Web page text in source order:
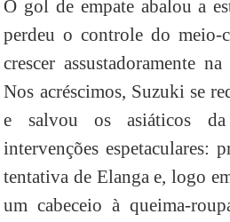
O gol de empate abalou a
perdeu o controle do meio-
crescer assustadoramente
Nos acréscimos, Suzuki se
e salvou os asiáticos
intervenções espetaculares:
tentativa de Elanga e, logo
um cabeceio à queima-